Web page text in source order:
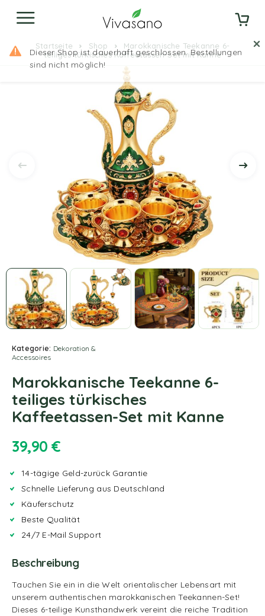
Startseite Shop
Marokkanische Teekanne 6-
teiliges türkisches Kaffeetassen-Set mit Kanne
Kategorie: Dekoration &
Accessoires
Marokkanische Teekanne 6-
teiliges türkisches
Kaffeetassen-Set mit Kanne
39,90 €
14-tägige Geld-zurück Garantie
Schnelle Lieferung aus Deutschland
Käuferschutz
Beste Qualität
24/7 E-Mail Support
Beschreibung
Tauchen Sie ein in die Welt orientalischer Lebensart mit
unserem authentischen marokkanischen Teekannen-Set!
Dieses 6-teilige Kunsthandwerk vereint die reiche Tradition